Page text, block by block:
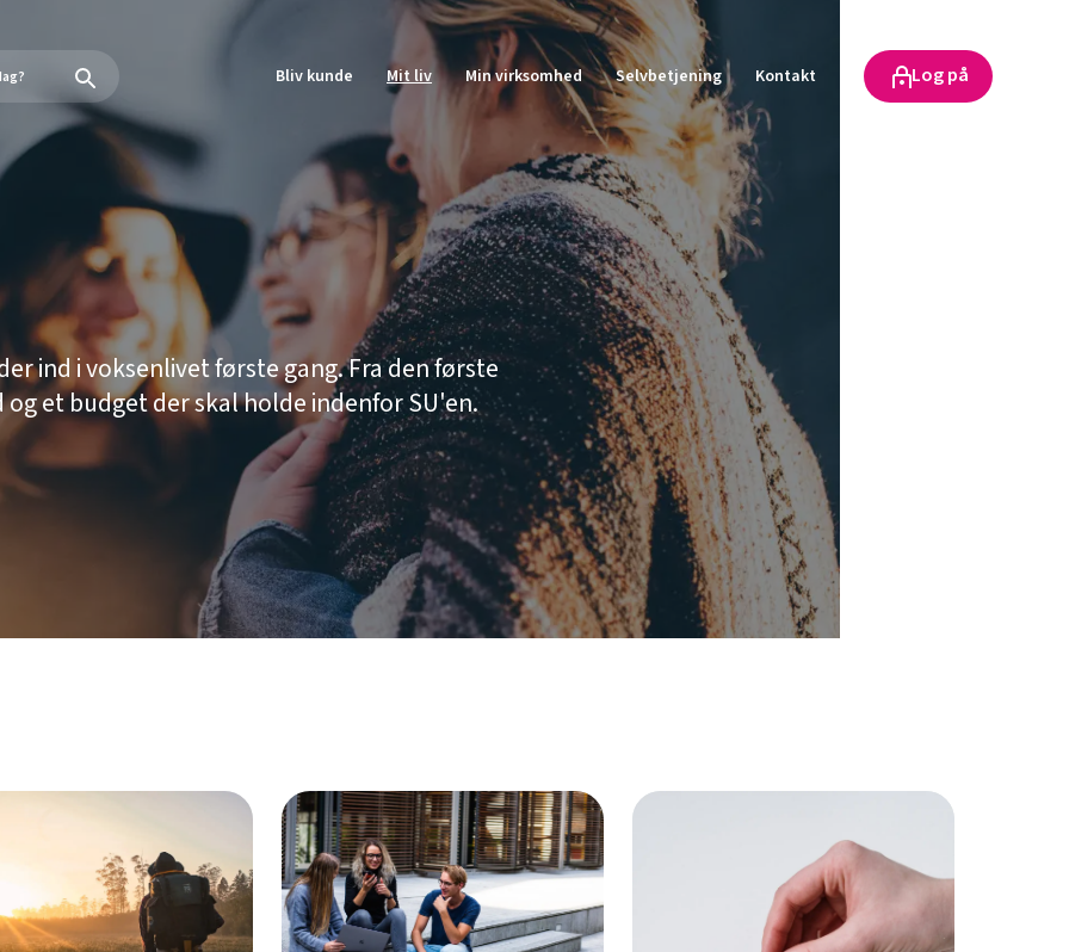
Bliv kunde Mit liv Min virksomhed Selvbetjening Kontakt Log på
ind i voksenlivet første gang. Fra den første
et budget der skal holde indenfor SU'en.